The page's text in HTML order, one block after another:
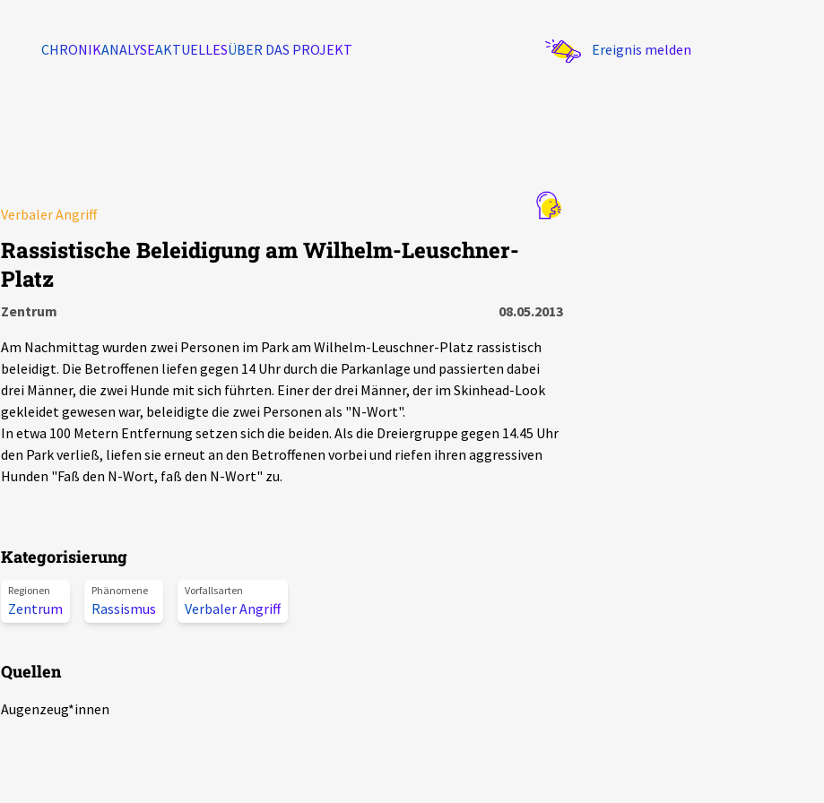
CHRONIKANALYSEAKTUELLESÜBER DAS PROJEKT Ereignis melden
Verbaler Angriff
Rassistische Beleidigung am Wilhelm-Leuschner-
Platz
Zentrum
08.05.2013
Am Nachmittag wurden zwei Personen im Park am Wilhelm-Leuschner-Platz rassistisch
beleidigt. Die Betroffenen liefen gegen 14 Uhr durch die Parkanlage und passierten dabei
drei Männer, die zwei Hunde mit sich führten. Einer der drei Männer, der im Skinhead-Look
gekleidet gewesen war, beleidigte die zwei Personen als "N-Wort".
In etwa 100 Metern Entfernung setzen sich die beiden. Als die Dreiergruppe gegen 14.45 Uhr
den Park verließ, liefen sie erneut an den Betroffenen vorbei und riefen ihren aggressiven
Hunden "Faß den N-Wort, faß den N-Wort" zu.
Kategorisierung
Regionen
Zentrum
Phänomene
Rassismus
Vorfallsarten
Verbaler Angriff
Quellen
Augenzeug*innen